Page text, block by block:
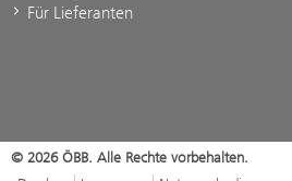
Für Lieferanten
© 2026 ÖBB. Alle Rechte vorbehalten.